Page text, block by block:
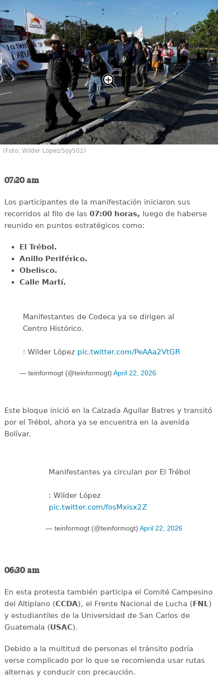
(Foto: Wilder López/Soy502)
07:20 am
Los participantes de la manifestación iniciaron sus
recorridos al filo de las 07:00 horas, luego de haberse
reunido en puntos estratégicos como:
El Trébol.
Anillo Periférico.
Obelisco.
Calle Martí.
Manifestantes de Codeca ya se dirigen al
Centro Histórico.
: Wilder López pic.twitter.com/PeAAa2VtGR
— teinformogt (@teinformogt) April 22, 2026
Este bloque inició en la Calzada Aguilar Batres y transitó
por el Trébol, ahora ya se encuentra en la avenida
Bolívar.
Manifestantes ya circulan por El Trébol
: Wilder López
pic.twitter.com/fosMxisx2Z
— teinformogt (@teinformogt) April 22, 2026
06:30 am
En esta protesta también participa el Comité Campesino
del Altiplano (CCDA), el Frente Nacional de Lucha (FNL)
y estudiantiles de la Universidad de San Carlos de
Guatemala (USAC).
Debido a la multitud de personas el tránsito podría
verse complicado por lo que se recomienda usar rutas
alternas y conducir con precaución.